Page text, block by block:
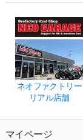
ネオファクトリー
リアル店舗
マイページ